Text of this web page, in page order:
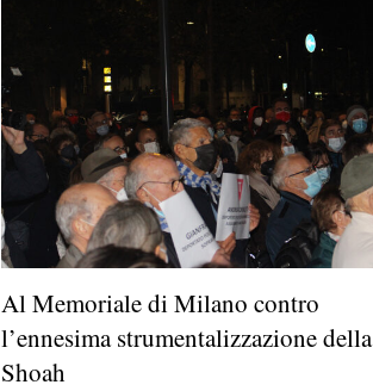
Al Memoriale di Milano contro
l’ennesima strumentalizzazione della
Shoah